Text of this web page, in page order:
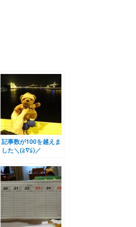
記事数が100を越えま
した＼(≧∇≦)／